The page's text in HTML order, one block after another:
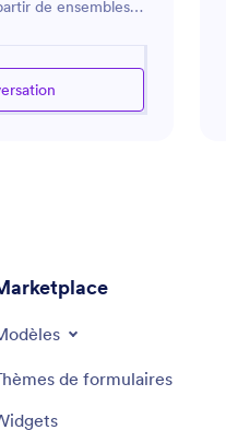
de ensembles
les tendances et les
pour fournir des
de formulaires